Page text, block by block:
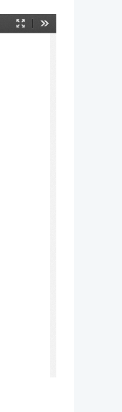
Način